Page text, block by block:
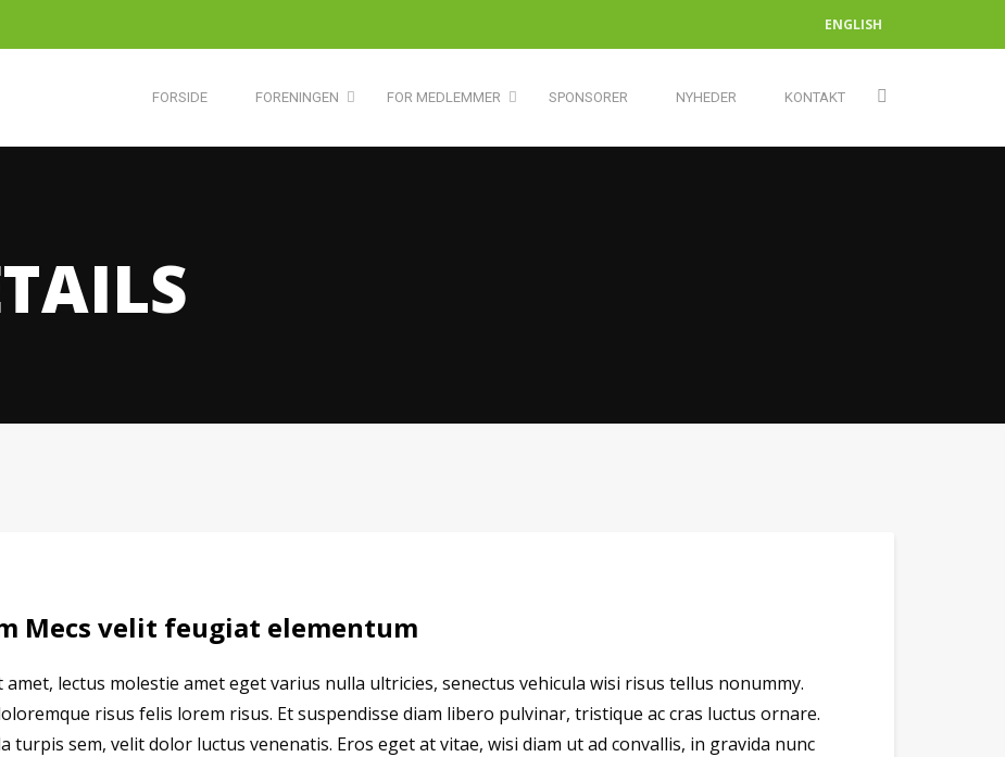
ENGLISH
FORSIDE FORENINGEN FOR MEDLEMMER SPONSORER NYHEDER KONTAKT
Mecs velit feugiat elementum
lectus molestie amet eget varius nulla ultricies, senectus vehicula wisi risus tellus nonummy.
risus felis lorem risus. Et suspendisse diam libero pulvinar, tristique ac cras luctus ornare.
turpis sem, velit dolor luctus venenatis. Eros eget at vitae, wisi diam ut ad convallis, in gravida nunc